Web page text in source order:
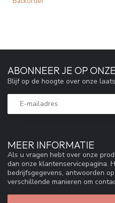
MEER INFORMATIE
Als u vragen hebt over onze
dan onze klantenservicepagina.
bedrijfsgegevens, antwoorden
verschillende manieren om
ABONNEER JE OP
Blijf op de hoogte over onze